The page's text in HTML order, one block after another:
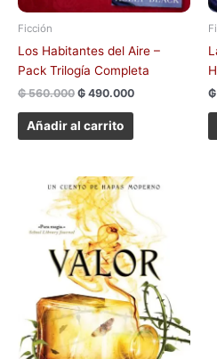
Ficción
Los Habitantes del Aire –
Pack Trilogía Completa
₲560.000 ₲ 490.000
Añadir al carrito
₲